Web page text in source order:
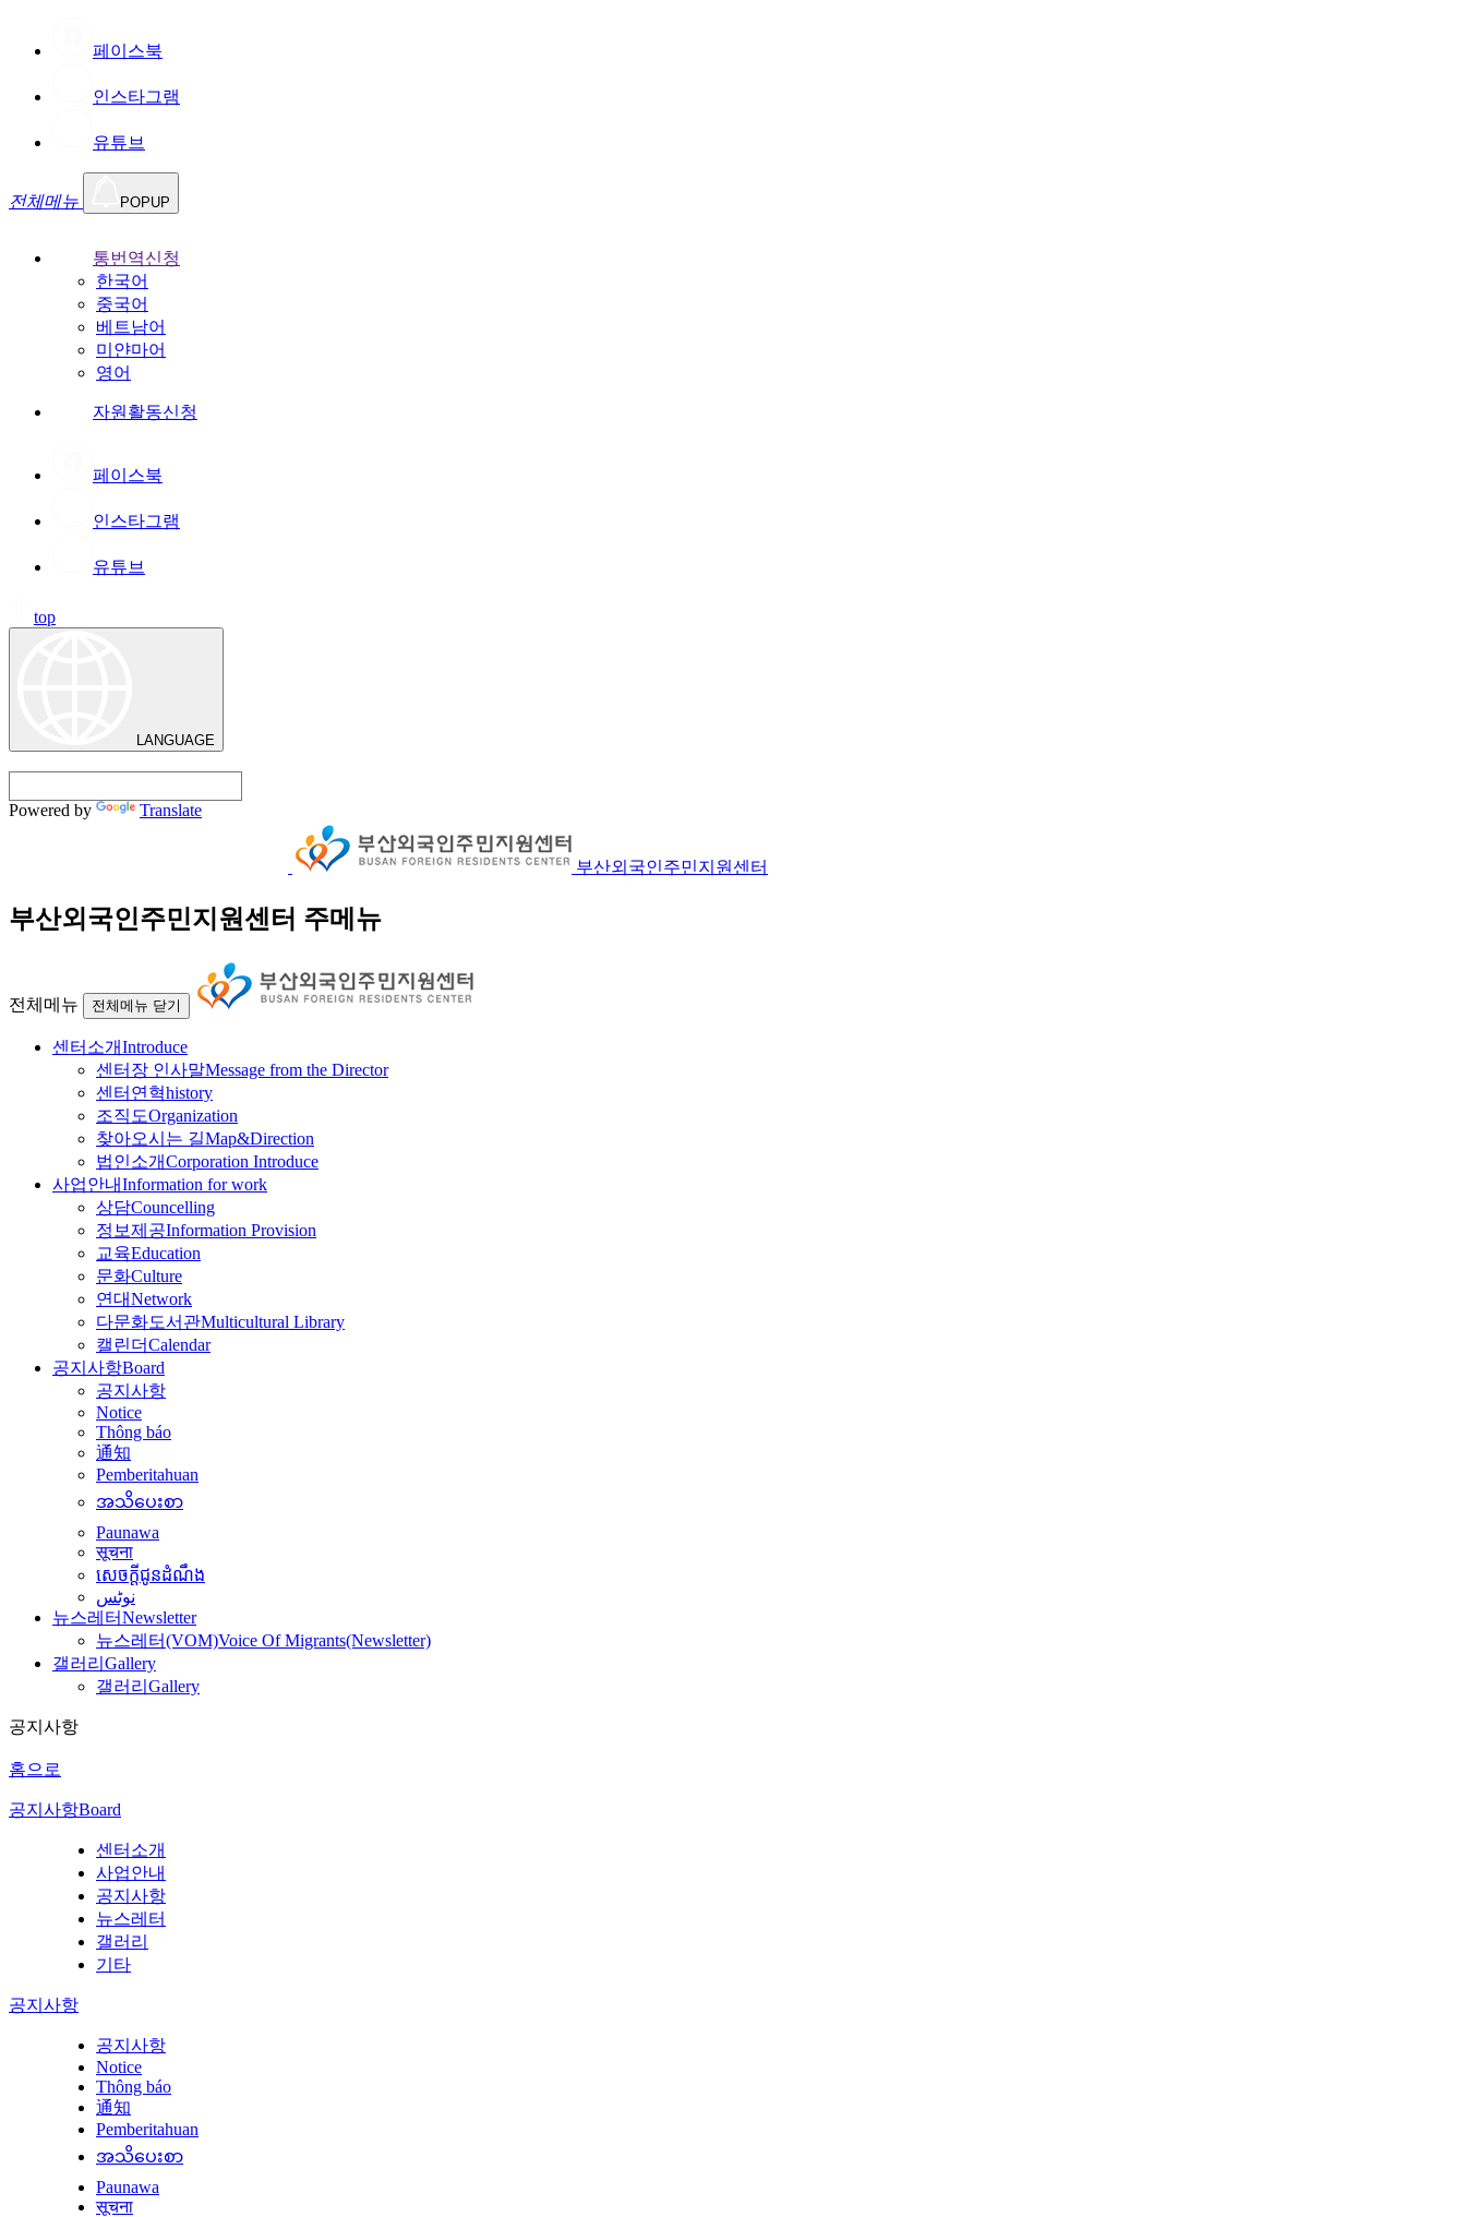
페이스북
인스타그램
유튜브
전체메뉴 POPUP
통번역신청
한국어
중국어
베트남어
미얀마어
영어
자원활동신청
페이스북
인스타그램
유튜브
top
LANGUAGE
Powered by Translate
부산외국인주민지원센터
부산외국인주민지원센터 주메뉴
전체메뉴 전체메뉴 닫기
센터소개Introduce
센터장 인사말Message from the Director
센터연혁history
조직도Organization
찾아오시는 길Map&Direction
법인소개Corporation Introduce
사업안내Information for work
상담Councelling
정보제공Information Provision
교육Education
문화Culture
연대Network
다문화도서관Multicultural Library
캘린더Calendar
공지사항Board
공지사항
Notice
Thông báo
通知
Pemberitahuan
အသိပေးစာ
Paunawa
सूचना
សេចក្តីជូនដំណឹង
نوٹس
뉴스레터Newsletter
뉴스레터(VOM)Voice Of Migrants(Newsletter)
갤러리 Gallery
갤러리 Gallery
공지사항
홈으로
공지사항Board
센터소개
사업안내
공지사항
뉴스레터
갤러리
기타
공지사항
공지사항
Notice
Thông báo
通知
Pemberitahuan
အသိပေးစာ
Paunawa
सूचना